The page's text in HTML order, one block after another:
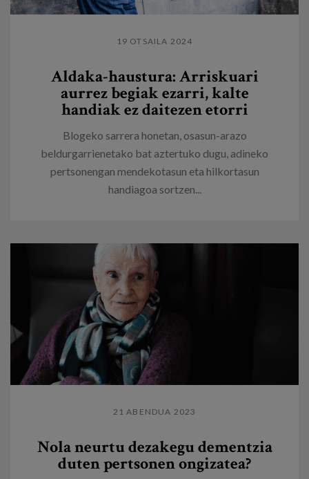
19 OTSAILA 2024
Aldaka-haustura: Arriskuari
aurrez begiak ezarri, kalte
handiak ez daitezen etorri
Blogeko sarrera honetan, osasun-arazo
beldurgarrienetako bat aztertuko dugu, adineko
pertsonengan mendekotasun eta hilkortasun
handiagoa sortzen...
21 ABENDUA 2023
Nola neurtu dezakegu dementzia
duten pertsonen ongizatea?